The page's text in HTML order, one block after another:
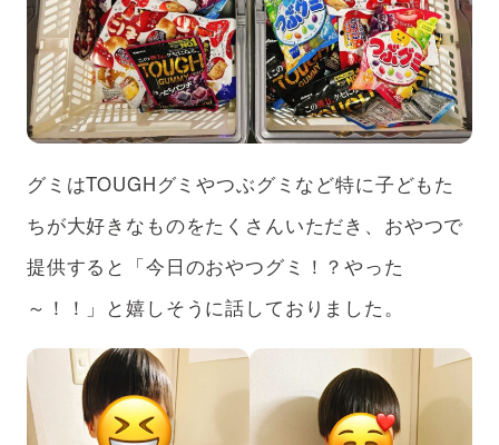
グミはTOUGHグミやつぶグミなど特に子どもた
ちが大好きなものをたくさんいただき、おやつで
提供すると「今日のおやつグミ！？やった
～！！」と嬉しそうに話しておりました。